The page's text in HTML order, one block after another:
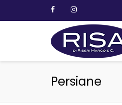
Persiane